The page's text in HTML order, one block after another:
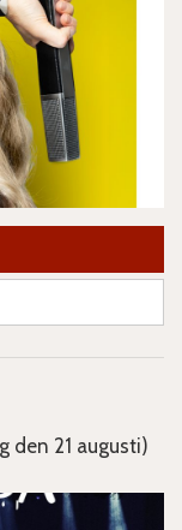
den 21 augusti)